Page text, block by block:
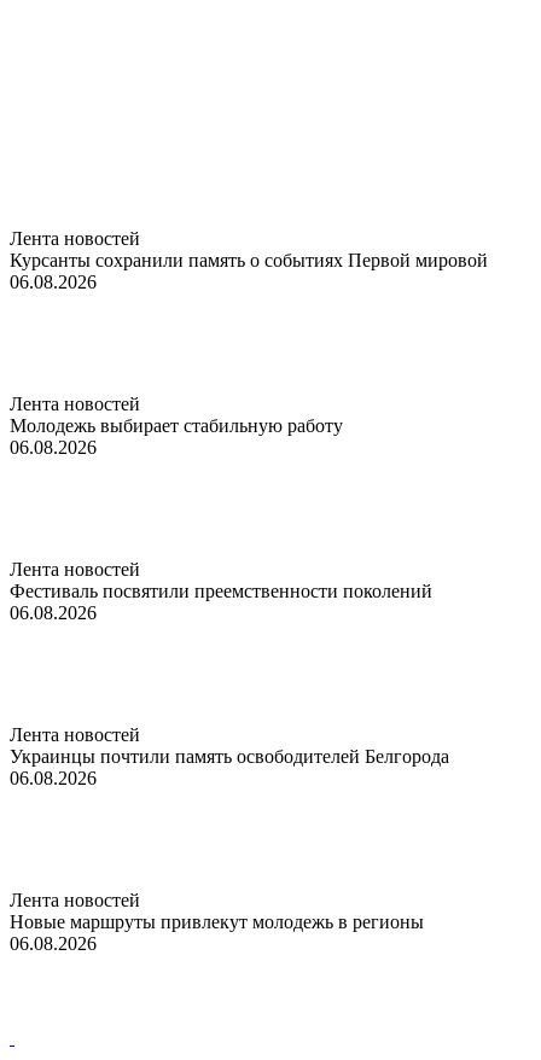
Лента новостей
Курсанты сохранили память о событиях Первой мировой
06.08.2026
Лента новостей
Молодежь выбирает стабильную работу
06.08.2026
Лента новостей
Фестиваль посвятили преемственности поколений
06.08.2026
Лента новостей
Украинцы почтили память освободителей Белгорода
06.08.2026
Лента новостей
Новые маршруты привлекут молодежь в регионы
06.08.2026